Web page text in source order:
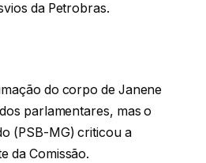
da Petrobras.
do corpo de Janene
parlamentares, mas o
(PSB-MG) criticou a
da Comissão.